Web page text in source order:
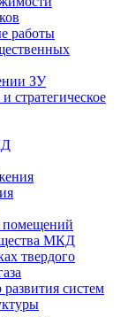
работы
ЗУ
стратегическое
МКД
твердого
систем